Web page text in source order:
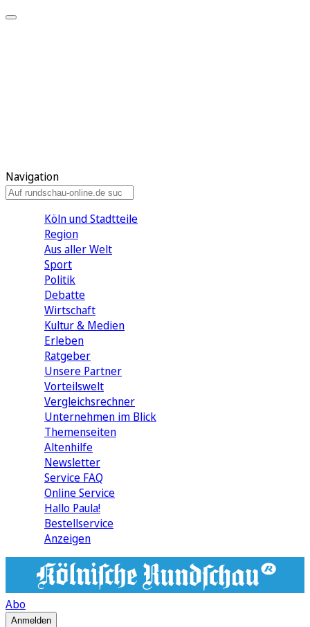
Navigation
Köln und Stadtteile
Region
Aus aller Welt
Sport
Politik
Debatte
Wirtschaft
Kultur & Medien
Erleben
Ratgeber
Unsere Partner
Vorteilswelt
Vergleichsrechner
Unternehmen im Blick
Themenseiten
Altenhilfe
Newsletter
Service FAQ
Online Service
Hallo Paula!
Bestellservice
Anzeigen
Abo
Anmelden